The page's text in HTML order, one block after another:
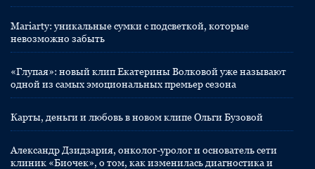
Mariarty: уникальные сумки с подсветкой, которые
невозможно забыть
«Глупая»: новый клип Екатерины Волковой уже называют
одной из самых эмоциональных премьер сезона
Карты, деньги и любовь в новом клипе Ольги Бузовой
Александр Дзидзария, онколог-уролог и основатель сети
клиник «Биочек», о том, как изменилась диагностика и